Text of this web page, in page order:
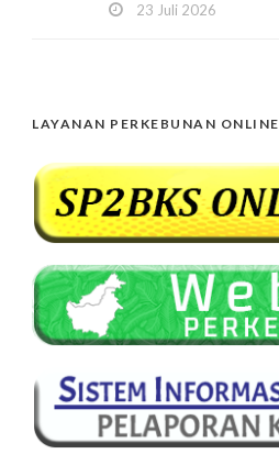
23 Juli 2026
LAYANAN PERKEBUNAN ONLINE